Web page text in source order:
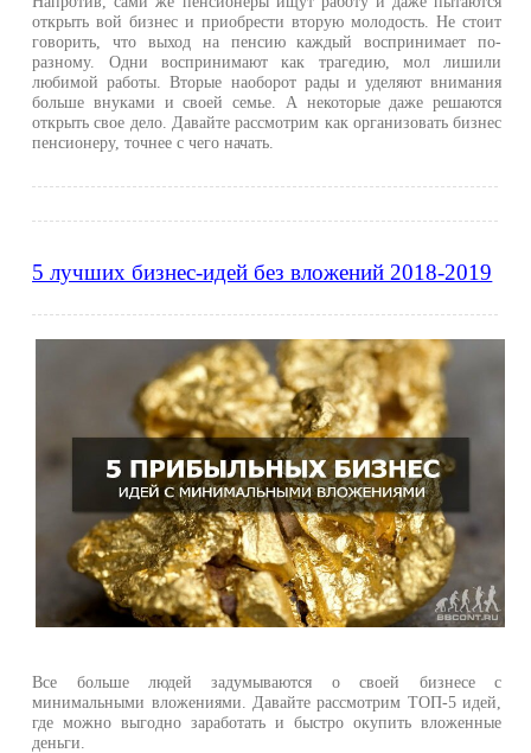
открыть вой бизнес и приобрести вторую молодость. Не стоит
говорить, что выход на пенсию каждый воспринимает по-
разному. Одни воспринимают как трагедию, мол лишили
любимой работы. Вторые наоборот рады и уделяют внимания
больше внуками и своей семье. А некоторые даже решаются
открыть свое дело. Давайте рассмотрим как организовать бизнес
пенсионеру, точнее с чего начать.
5 лучших бизнес-идей без вложений 2018-2019
Все больше людей задумываются о своей бизнесе с
минимальными вложениями. Давайте рассмотрим ТОП-5 идей,
где можно выгодно заработать и быстро окупить вложенные
деньги.